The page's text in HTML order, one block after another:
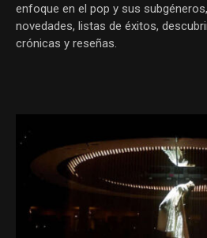
enfoque en el pop y sus
novedades, listas de éxitos,
crónicas y reseñas.